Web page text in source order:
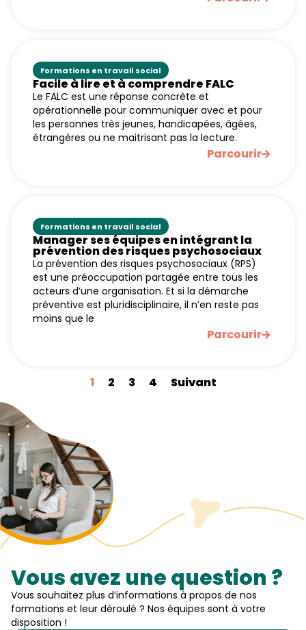
Formations en travail social
Facile à lire et à comprendre FALC
Le FALC est une réponse concrète et
opérationnelle pour communiquer avec et pour
les personnes très jeunes, handicapées, âgées,
étrangères ou ne maitrisant pas la lecture.
Parcourir
Formations en travail social
Manager ses équipes en intégrant la
prévention des risques psychosociaux
La prévention des risques psychosociaux (RPS)
est une préoccupation partagée entre tous les
acteurs d’une organisation. Et si la démarche
préventive est pluridisciplinaire, il n’en reste pas
moins que le
Parcourir
1 2 3 4 Suivant
Vous avez une question ?
Vous souhaitez plus d’informations à propos de nos
formations et leur déroulé ? Nos équipes sont à votre
disposition !